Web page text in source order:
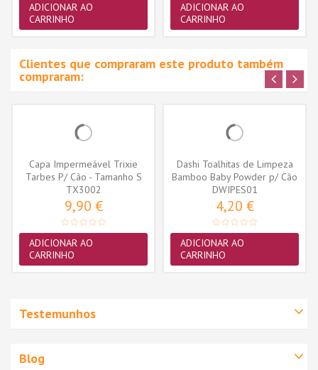
ADICIONAR AO
CARRINHO
ADICIONAR AO
CARRINHO
Clientes que compraram este produto também
compraram:
Capa Impermeável Trixie
Tarbes P/ Cão - Tamanho S
(38cm)...
TX3002
9,90 €
ADICIONAR AO
CARRINHO
Dashi Toalhitas de Limpeza
Bamboo Baby Powder p/ Cão
e...
DWIPES01
4,20 €
ADICIONAR AO
CARRINHO
Testemunhos
Blog